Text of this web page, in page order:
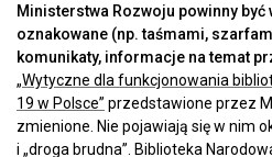
Ministerstwa Rozwoju powinny być
oznakowane (np. taśmami,
komunikaty, informacje na temat
„Wytyczne dla funkcjonowania
19 w Polsce” przedstawione przez
zmienione. Nie pojawiają się w nim
i „droga brudna”. Biblioteka